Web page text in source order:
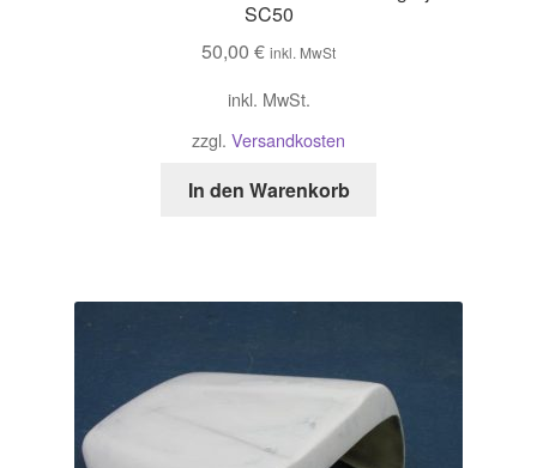
SC50
50,00 € inkl. MwSt
inkl. MwSt.
zzgl. Versandkosten
In den Warenkorb